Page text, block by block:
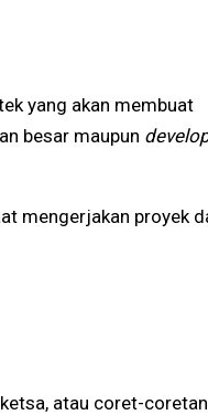
yang akan membuat
besar maupun
mengerjakan proyek
atau coret-